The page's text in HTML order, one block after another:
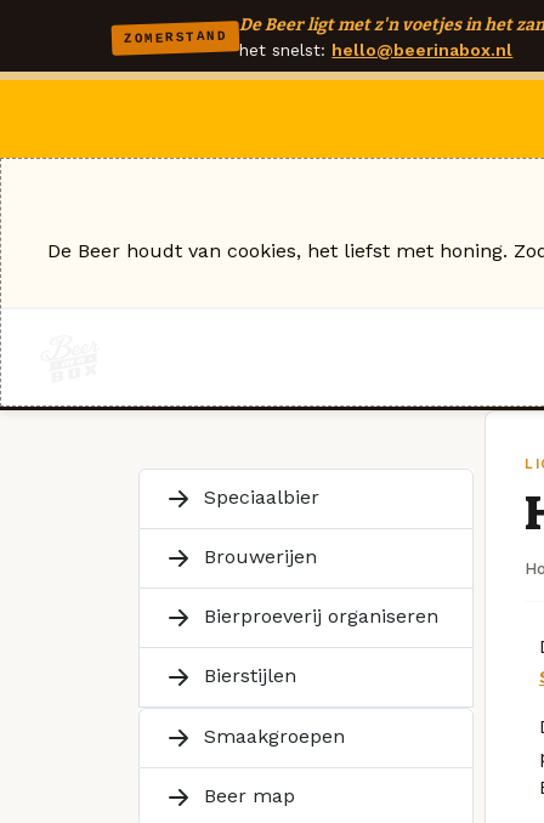
ZOMERSTAND
De Beer ligt met z'n voetjes in het
het snelst: hello@beerinabox.nl
Speciaalbier
Brouwerijen
Bierproeverij organiseren
Bierstijlen
Smaakgroepen
Beer map
De Beer houdt van cookies, het liefst met honing.